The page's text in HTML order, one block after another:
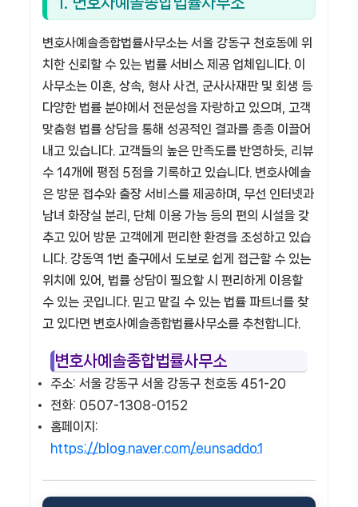
변호사예솔종합법률사무소는 서울 강동구 천호동에 위
치한 신뢰할 수 있는 법률 서비스 제공 업체입니다. 이
사무소는 이혼, 상속, 형사 사건, 군사사재판 및 회생 등
다양한 법률 분야에서 전문성을 자랑하고 있으며, 고객
맞춤형 법률 상담을 통해 성공적인 결과를 종종 이끌어
내고 있습니다. 고객들의 높은 만족도를 반영하듯, 리뷰
수 14개에 평점 5점을 기록하고 있습니다. 변호사예솔
은 방문 접수와 출장 서비스를 제공하며, 무선 인터넷과
남녀 화장실 분리, 단체 이용 가능 등의 편의 시설을 갖
추고 있어 방문 고객에게 편리한 환경을 조성하고 있습
니다. 강동역 1번 출구에서 도보로 쉽게 접근할 수 있는
위치에 있어, 법률 상담이 필요할 시 편리하게 이용할
수 있는 곳입니다. 믿고 맡길 수 있는 법률 파트너를 찾
고 있다면 변호사예솔종합법률사무소를 추천합니다.
변호사예솔종합법률사무소
주소: 서울 강동구 서울 강동구 천호동 451-20
전화: 0507-1308-0152
홈페이지:
https://blog.naver.com/eunsaddo1